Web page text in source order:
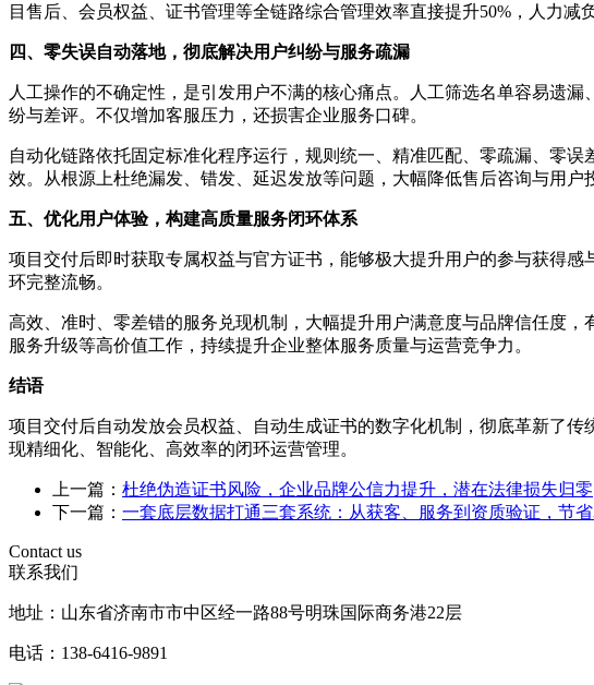
目售后、会员权益、证书管理等全链路综合管理效率直接提升50%，人力减
四、零失误自动落地，彻底解决用户纠纷与服务疏漏
人工操作的不确定性，是引发用户不满的核心痛点。人工筛选名单容易遗
纷与差评。不仅增加客服压力，还损害企业服务口碑。
自动化链路依托固定标准化程序运行，规则统一、精准匹配、零疏漏、零
效。从根源上杜绝漏发、错发、延迟发放等问题，大幅降低售后咨询与用户
五、优化用户体验，构建高质量服务闭环体系
项目交付后即时获取专属权益与官方证书，能够极大提升用户的参与获得
环完整流畅。
高效、准时、零差错的服务兑现机制，大幅提升用户满意度与品牌信任度
服务升级等高价值工作，持续提升企业整体服务质量与运营竞争力。
结语
项目交付后自动发放会员权益、自动生成证书的数字化机制，彻底革新了
现精细化、智能化、高效率的闭环运营管理。
上一篇： 杜绝伪造证书风险，企业品牌公信力提升，潜在法律损失归零
下一篇： 一套底层数据打通三套系统：从获客、服务到资质验证，节
Contact us
联系我们
地址：山东省济南市市中区经一路88号明珠国际商务港22层
电话：138-6416-9891